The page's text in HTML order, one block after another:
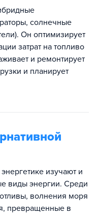
солнечные
Он оптимизирует
затрат на топливо
и ремонтирует
и планирует
изучают и
виды энергии. Среди
волнения моря
превращенные в